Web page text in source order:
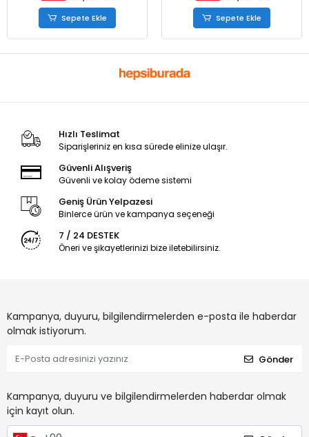
Sepete Ekle Sepete Ekle
Hızlı Teslimat
Siparişleriniz en kısa sürede elinize ulaşır.
Güvenli Alışveriş
Güvenli ve kolay ödeme sistemi
Geniş Ürün Yelpazesi
Binlerce ürün ve kampanya seçeneği
7 / 24 DESTEK
Öneri ve şikayetlerinizi bize iletebilirsiniz.
Kampanya, duyuru, bilgilendirmelerden e-posta ile haberdar
olmak istiyorum.
Gönder
Kampanya, duyuru ve bilgilendirmelerden haberdar olmak
için kayıt olun.